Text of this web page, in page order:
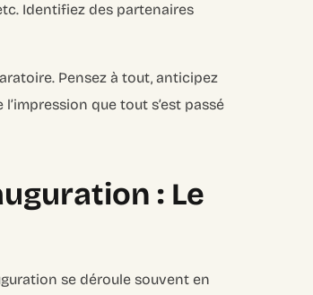
Identifiez des partenaires
Pensez à tout, anticipez
que tout s’est passé
: Le
se déroule souvent en